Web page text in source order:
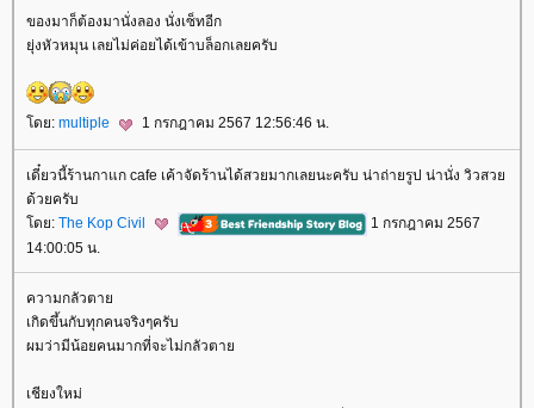
ของมาก็ต้องมานั่งลอง นั่งเซ็ทอีก
ุ่งหัวหมุน เลยไม่ค่อยได้เข้าบล็อกเลยครับ
ดย: multiple 1 กรกฎาคม 2567 12:56:46 น.
เดี๋ยวนี้ร้านกาแก cafe เค้าจัดร้านได้สวยมากเลยนะครับ น่าถ่ายรูป น่านั่ง วิวสว
ด้วยครับ
ดย: The Kop Civil
1 กรกฎาคม 2567
14:00:05 น.
ความกลัวตา
เกิดขึ้นกับทุกคนจริงๆครับ
ผมว่ามีน้อยคนมากที่จะไม่กลัวตา
เชียงใหม่